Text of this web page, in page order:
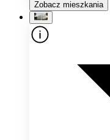
Zobacz mieszkania